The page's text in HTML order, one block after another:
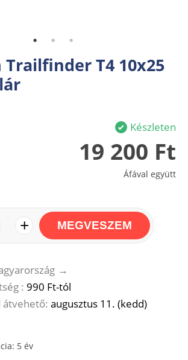
T4 10x25
Készleten
19 200 Ft
Áfával együtt
+ MEGVESZEM
→
: 990 Ft-tól
átvehető: augusztus 11. (kedd)
5 év